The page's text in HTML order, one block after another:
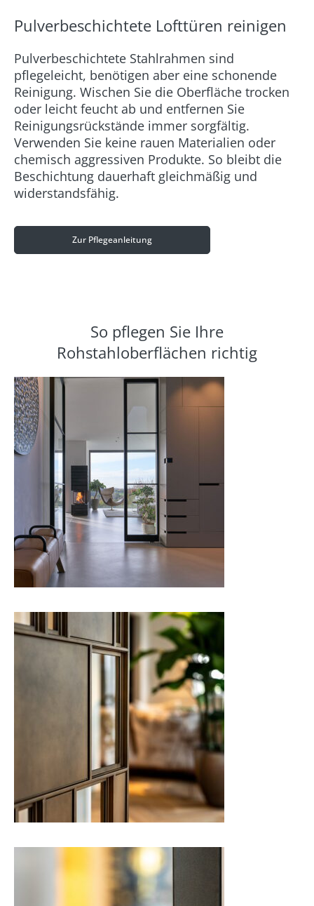
Pulverbeschichtete Lofttüren reinigen
Pulverbeschichtete Stahlrahmen sind
pflegeleicht, benötigen aber eine schonende
Reinigung. Wischen Sie die Oberfläche trocken
oder leicht feucht ab und entfernen Sie
Reinigungsrückstände immer sorgfältig.
Verwenden Sie keine rauen Materialien oder
chemisch aggressiven Produkte. So bleibt die
Beschichtung dauerhaft gleichmäßig und
widerstandsfähig.
Zur Pflegeanleitung
So pflegen Sie Ihre
Rohstahloberflächen richtig